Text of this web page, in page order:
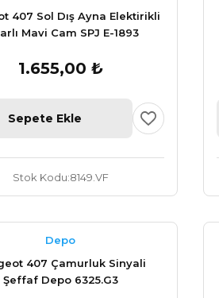
407 Sol Dış Ayna Elektirikli
Mavi Cam SPJ E-1893
1.655,00 ₺
Sepete Ekle
Stok Kodu 8149.VF
Depo
407 Çamurluk Sinyali
Şeffaf Depo 6325.G3